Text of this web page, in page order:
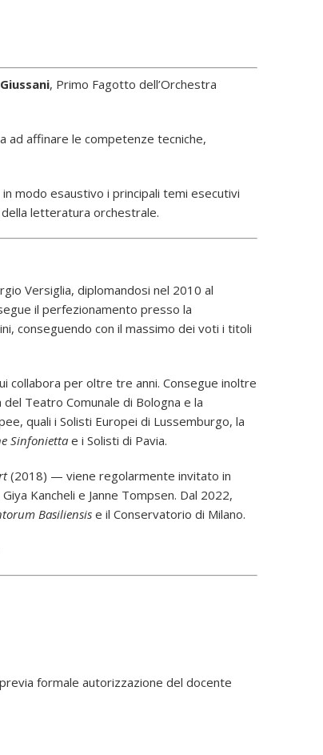
, Primo Fagotto dell’Orchestra
ad affinare le competenze tecniche,
modo esaustivo i principali temi esecutivi
letteratura orchestrale.
Versiglia, diplomandosi nel 2010 al
il perfezionamento presso la
conseguendo con il massimo dei voti i titoli
collabora per oltre tre anni. Consegue inoltre
Teatro Comunale di Bologna e la
quali i Solisti Europei di Lussemburgo, la
Sinfonietta e i Solisti di Pavia.
(2018) — viene regolarmente invitato in
Kancheli e Janne Tompsen. Dal 2022,
Basiliensis e il Conservatorio di Milano.
formale autorizzazione del docente